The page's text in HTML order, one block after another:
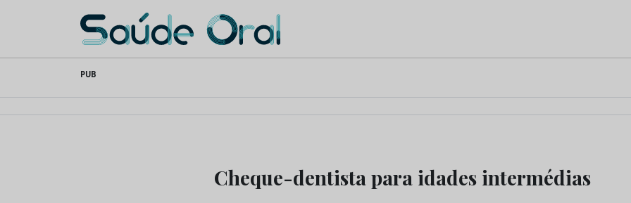
content
Saúde Oral
PUB
Cheque-dentista para idades intermédias